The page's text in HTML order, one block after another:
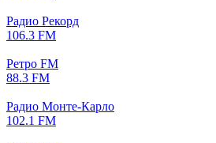
Радио Рекорд
106.3 FM
Ретро FM
88.3 FM
Радио Монте-Карло
102.1 FM